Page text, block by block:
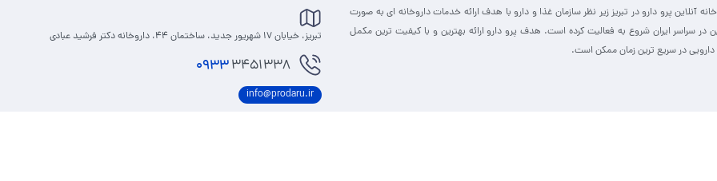
آنلاین پرو دارو در تبریز زیر نظر سازمان غذا و دارو با هدف ارائه خدمات داروخانه ای به صورت
در سراسر ایران شروع به فعالیت کرده است. هدف پرو دارو ارائه بهترین و با کیفیت ترین مکمل
در سریع ترین زمان ممکن است.
تبریز، خیابان 17 شهریور جدید، ساختمان 44، داروخانه دکتر فرشید عبادی
09333451338
info@prodaru.ir